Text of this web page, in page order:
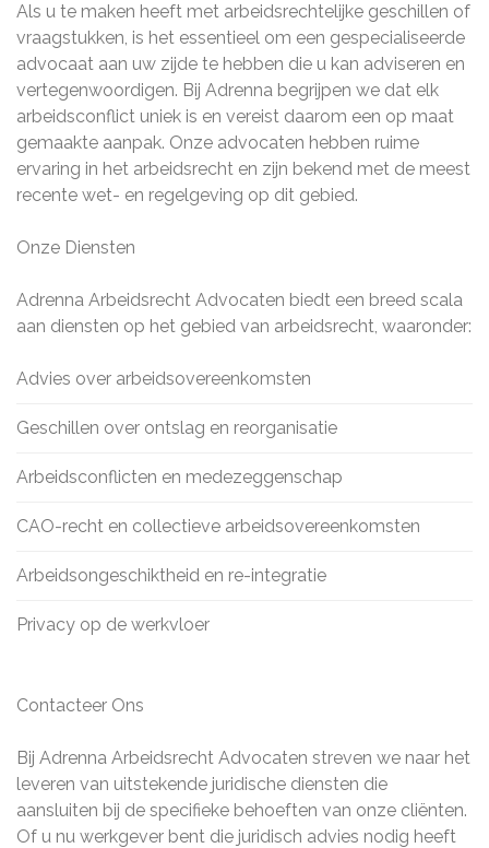
Als u te maken heeft met arbeidsrechtelijke geschillen of
vraagstukken, is het essentieel om een gespecialiseerde
advocaat aan uw zijde te hebben die u kan adviseren en
vertegenwoordigen. Bij Adrenna begrijpen we dat elk
arbeidsconflict uniek is en vereist daarom een op maat
gemaakte aanpak. Onze advocaten hebben ruime
ervaring in het arbeidsrecht en zijn bekend met de meest
recente wet- en regelgeving op dit gebied.
Onze Diensten
Adrenna Arbeidsrecht Advocaten biedt een breed scala
aan diensten op het gebied van arbeidsrecht, waaronder:
Advies over arbeidsovereenkomsten
Geschillen over ontslag en reorganisatie
Arbeidsconflicten en medezeggenschap
CAO-recht en collectieve arbeidsovereenkomsten
Arbeidsongeschiktheid en re-integratie
Privacy op de werkvloer
Contacteer Ons
Bij Adrenna Arbeidsrecht Advocaten streven we naar het
leveren van uitstekende juridische diensten die
aansluiten bij de specifieke behoeften van onze cliënten.
Of u nu werkgever bent die juridisch advies nodig heeft